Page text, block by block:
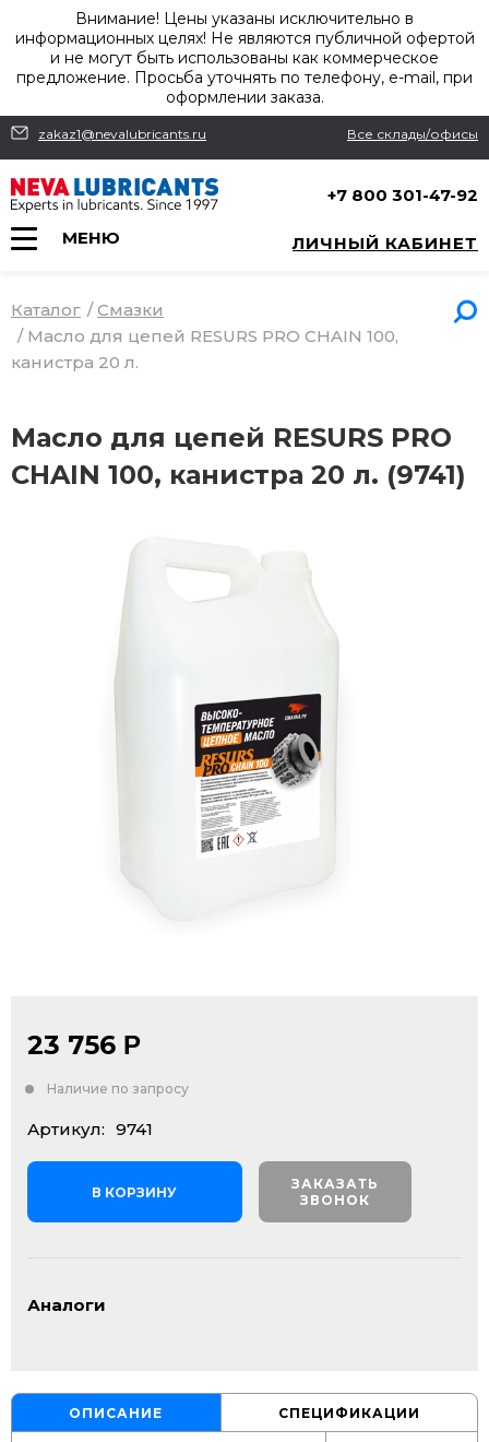
Внимание! Цены указаны исключительно в
информационных целях! Не являются публичной офертой
и не могут быть использованы как коммерческое
предложение. Просьба уточнять по телефону, e-mail, при
оформлении заказа.
zakaz1@nevalubricants.ru Все склады/офисы
+7 800 301-47-92
МЕНЮ ЛИЧНЫЙ КАБИНЕТ
Каталог / Смазки
/ Масло для цепей RESURS PRO CHAIN 100,
канистра 20 л.
Масло для цепей RESURS PRO
CHAIN 100, канистра 20 л. (9741)
23 756 Р
Наличие по запросу
Артикул: 9741
В КОРЗИНУ
ЗАКАЗАТЬ
ЗВОНОК
Аналоги
ОПИСАНИЕ СПЕЦИФИКАЦИИ